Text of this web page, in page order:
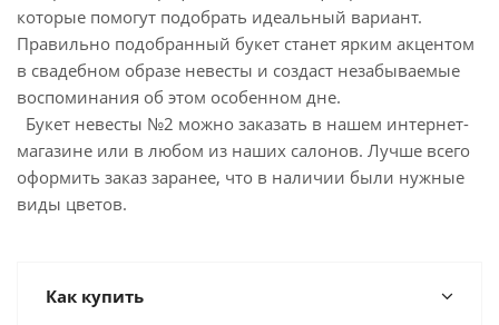
которые помогут подобрать идеальный вариант.
Правильно подобранный букет станет ярким акцентом
в свадебном образе невесты и создаст незабываемые
воспоминания об этом особенном дне.
Букет невесты №2 можно заказать в нашем интернет-
магазине или в любом из наших салонов. Лучше всего
оформить заказ заранее, что в наличии были нужные
виды цветов.
Как купить